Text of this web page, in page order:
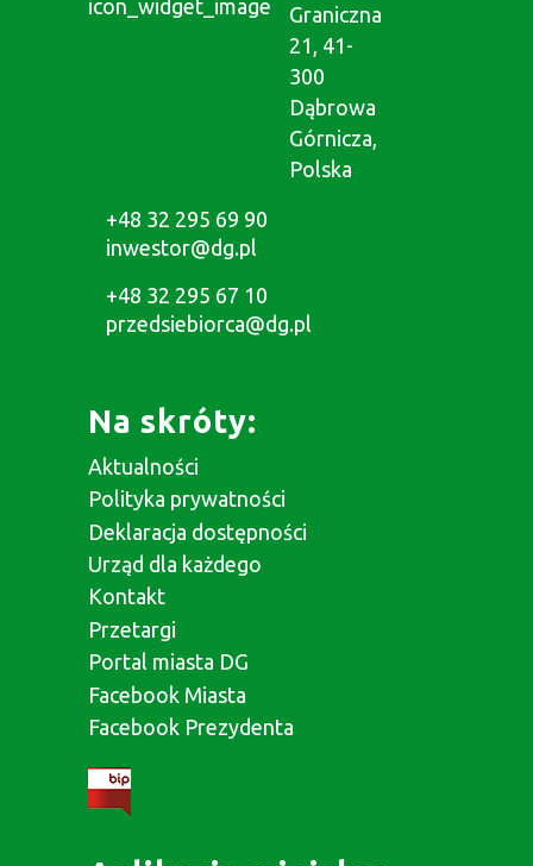
Graniczna
21, 41-
300
Dąbrowa
Górnicza,
Polska
+48 32 295 69 90
inwestor@dg.pl
+48 32 295 67 10
przedsiebiorca@dg.pl
Na skróty:
Aktualności
Polityka prywatności
Deklaracja dostępności
Urząd dla każdego
Kontakt
Przetargi
Portal miasta DG
Facebook Miasta
Facebook Prezydenta